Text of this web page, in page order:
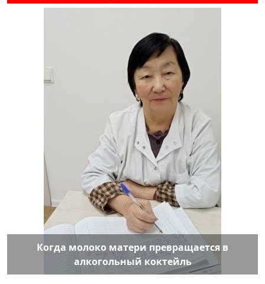
Когда молоко матери превращается в
алкогольный коктейль